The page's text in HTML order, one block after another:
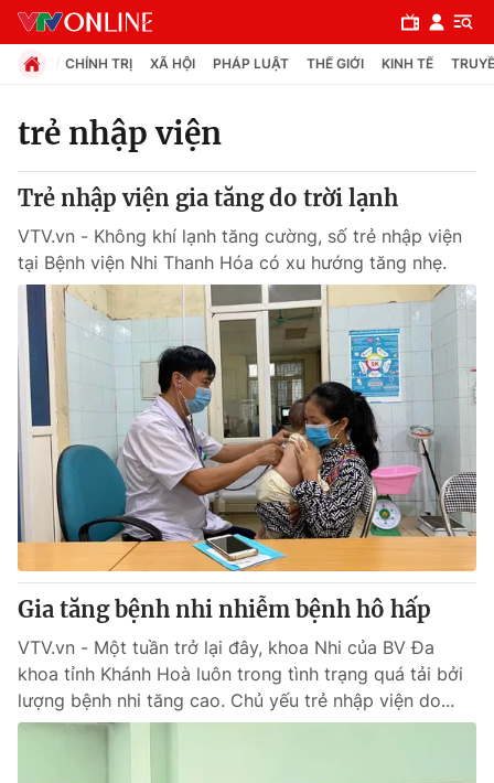
Chuyên mục
Xã hội
Pháp luật
Y tế
Thế giới
Tin tức
Thế giới đó đây
Câu chuyện quốc tế
Kinh tế
Tài chính
Thị trường
Góc doanh nghiệp
Dữ liệu và đời sống
Truyền hình
Phim VTV
Giải trí
CHÍNH TRỊ XÃ HỘI PHÁP LUẬT THẾ GIỚI KINH TẾ
trẻ nhập viện
Trẻ nhập viện gia tăng do trời lạnh
VTV.vn - Không khí lạnh tăng cường, số trẻ nhập viện
tại Bệnh viện Nhi Thanh Hóa có xu hướng tăng nhẹ.
Gia tăng bệnh nhi nhiễm bệnh hô hấp
VTV.vn - Một tuần trở lại đây, khoa Nhi của BV Đa
khoa tỉnh Khánh Hoà luôn trong tình trạng quá tải bởi
lượng bệnh nhi tăng cao. Chủ yếu trẻ nhập viện do...